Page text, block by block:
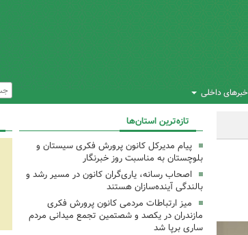
خبرهای داخلی
تازه‌ترین استان‌ها
پیام مدیرکل کانون پرورش فکری سیستان و
بلوچستان به مناسبت روز خبرنگار
اصحاب رسانه، یاری‌گران کانون در مسیر رشد و
بالندگی آینده‌سازان هستند
میز ارتباطات مردمی کانون پرورش فکری
مازندران در یکصد و شصتمین تجمع میدانی مردم
ساری برپا شد